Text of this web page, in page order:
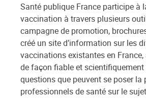
Santé publique France participe à
vaccination à travers plusieurs
campagne de promotion,
créé un site d’information sur les
vaccinations existantes en
de façon fiable et
questions que peuvent se poser la
professionnels de santé sur le